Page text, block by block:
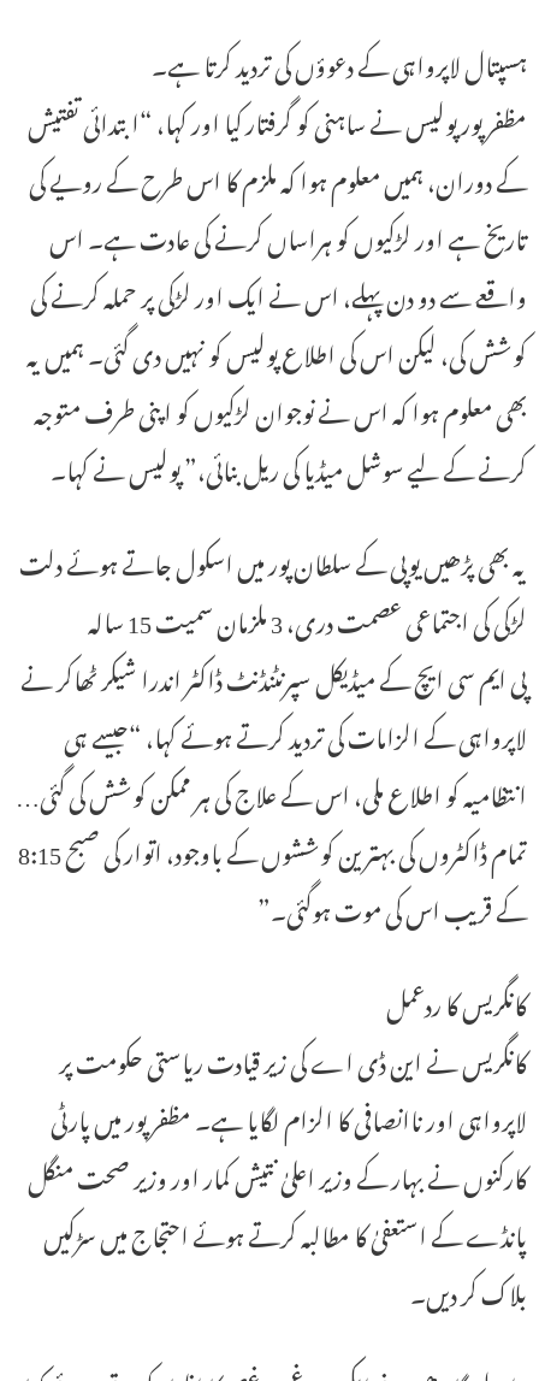
ہسپتال لاپرواہی کے دعوؤں کی تردید کرتا ہے۔
مظفر پور پولیس نے ساہنی کو گرفتار کیا اور کہا، “ابتدائی تفتیش
کے دوران، ہمیں معلوم ہوا کہ ملزم کا اس طرح کے رویے کی
تاریخ ہے اور لڑکیوں کو ہراساں کرنے کی عادت ہے۔ اس
واقعے سے دو دن پہلے، اس نے ایک اور لڑکی پر حملہ کرنے کی
کوشش کی، لیکن اس کی اطلاع پولیس کو نہیں دی گئی۔ ہمیں یہ
بھی معلوم ہوا کہ اس نے نوجوان لڑکیوں کو اپنی طرف متوجہ
کرنے کے لیے سوشل میڈیا کی ریل بنائی،” پولیس نے کہا۔
یہ بھی پڑھیں یوپی کے سلطان پور میں اسکول جاتے ہوئے دلت
لڑکی کی اجتماعی عصمت دری، 3 ملزمان سمیت 15 سالہ
پی ایم سی ایچ کے میڈیکل سپرنٹنڈنٹ ڈاکٹر اندرا شیکر ٹھاکر نے
لاپرواہی کے الزامات کی تردید کرتے ہوئے کہا، “جیسے ہی
انتظامیہ کو اطلاع ملی، اس کے علاج کی ہر ممکن کوشش کی گئی…
تمام ڈاکٹروں کی بہترین کوششوں کے باوجود، اتوار کی صبح 8:15
کے قریب اس کی موت ہوگئی۔”
کانگریس کا ردعمل
کانگریس نے این ڈی اے کی زیر قیادت ریاستی حکومت پر
لاپرواہی اور ناانصافی کا الزام لگایا ہے۔ مظفر پور میں پارٹی
کارکنوں نے بہار کے وزیر اعلیٰ نتیش کمار اور وزیر صحت منگل
پانڈے کے استعفیٰ کا مطالبہ کرتے ہوئے احتجاج میں سڑکیں
بلاک کر دیں۔